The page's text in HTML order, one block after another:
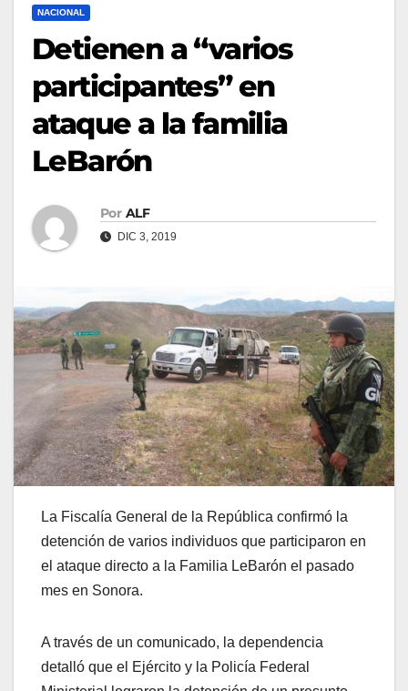
NACIONAL
Detienen a “varios
participantes” en
ataque a la familia
LeBarón
Por ALF
DIC 3, 2019
La Fiscalía General de la República confirmó la
detención de varios individuos que participaron en
el ataque directo a la Familia LeBarón el pasado
mes en Sonora.
A través de un comunicado, la dependencia
detalló que el Ejército y la Policía Federal